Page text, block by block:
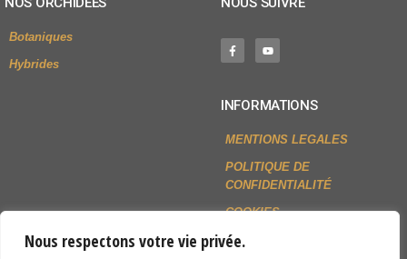
Nous respectons votre vie privée.
Botaniques
Hybrides
INFORMATIONS
MENTIONS LEGALES
POLITIQUE DE
CONFIDENTIALITÉ
COOKIES
NOUS CONTACTER